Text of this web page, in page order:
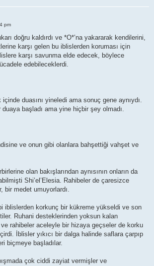
pm
doğru kaldırdı ve *O*’na yakararak kendilerini,
karşı gelen bu iblislerden koruması için
karşı savunma elde edecek, böylece
edebileceklerdi.
duasını yineledi ama sonuç gene aynıydı.
başladı ama yine hiçbir şey olmadı.
ve onun gibi olanlara bahşettiği vahşet ve
olan bakışlarından aynısının onların da
Shi’el’Elesia. Rahibeler de çaresizce
bir medet umuyorlardı.
iblislerden korkunç bir kükreme yükseldi ve son
Ruhani desteklerinden yoksun kalan
rahibeler aceleyle bir hizaya geçseler de korku
İblisler yıkıcı bir dalga halinde saflara çarpıp
biçmeye başladılar.
çok ciddi zayiat vermişler ve